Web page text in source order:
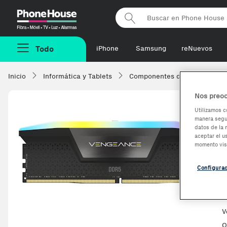
Phonehouse
Todo iPhone Samsung reNuevos
Inicio Informática y Tablets Componentes de ordenadores
Nos
Utilizamos
manera
datos de la
aceptar el
momento